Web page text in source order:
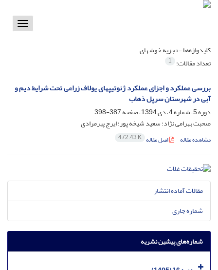
Toggle
کلیدواژه‌ها =تجزیه خوشه‎ای
تعداد مقالات: 1
بررسی عملکرد و اجزای عملکرد ژنوتیپ‎های یولاف زراعی تحت شرایط دیم و
آبی در شهرستان سرپل ذهاب
دوره 5، شماره 4، دی 1394، صفحه
387-398
صحبت بهرامی نژاد؛ سعید شیخه پور؛ ایرج پیرمرادی
مشاهده مقاله اصل مقاله 472.43 K
مقالات آماده انتشار
شماره جاری
شماره‌های پیشین نشریه